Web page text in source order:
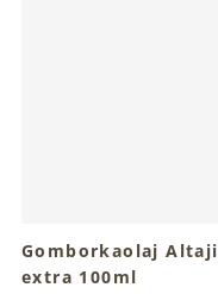
Gomborkaolaj Altaji
extra 100ml